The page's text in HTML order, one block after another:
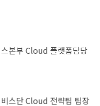
본부 Cloud 플랫폼담당
스단 Cloud 전략팀 팀장